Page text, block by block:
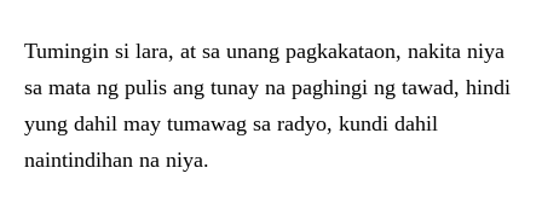
Tumingin si lara, at sa unang pagkakataon, nakita niya
sa mata ng pulis ang tunay na paghingi ng tawad, hindi
yung dahil may tumawag sa radyo, kundi dahil
naintindihan na niya.